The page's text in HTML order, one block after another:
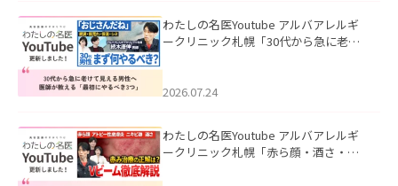
わたしの名医Youtube アルバアレルギ
ークリニック札幌「30代から急に老け
た。
2026.07.24
わたしの名医Youtube アルバアレルギ
ークリニック札幌「赤ら顔・酒さ・ニ